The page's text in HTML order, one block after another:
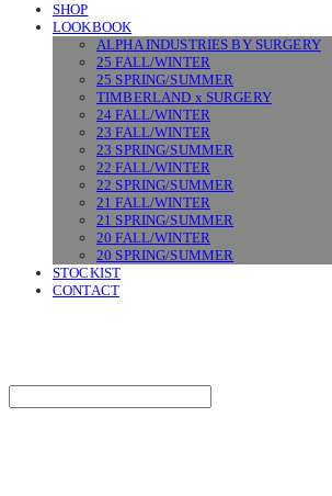
SHOP
LOOKBOOK
ALPHA INDUSTRIES BY SURGERY
25 FALL/WINTER
25 SPRING/SUMMER
TIMBERLAND x SURGERY
24 FALL/WINTER
23 FALL/WINTER
23 SPRING/SUMMER
22 FALL/WINTER
22 SPRING/SUMMER
21 FALL/WINTER
21 SPRING/SUMMER
20 FALL/WINTER
20 SPRING/SUMMER
STOCKIST
CONTACT